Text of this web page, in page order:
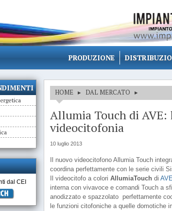
PRODUZIONE
HOME ▸ DAL MERCATO ▸
Allumia Touch di
videocitofonia
10 luglio 2013
Il nuovo videocitofono Allumia Touch
coordina perfettamente con le serie civili
Il videocitofo a colori AllumiaTouch diAVE
interna con vivavoce e comandi Touch a
anodizzato e spazzolato perfettamente
le funzioni citofoniche a quelle domotiche
dal CEI